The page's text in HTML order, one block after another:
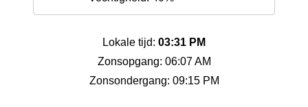
Lokale tijd: 03:31 PM
Zonsopgang: 06:07 AM
Zonsondergang: 09:15 PM